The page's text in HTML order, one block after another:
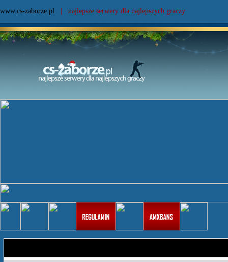
www.cs-zaborze.pl | najlepsze serwery dla najlepszych graczy